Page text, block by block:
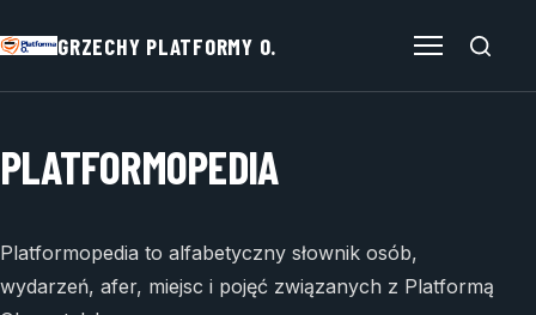
GRZECHY PLATFORMY O.
PLATFORMOPEDIA
Platformopedia to alfabetyczny słownik osób,
wydarzeń, afer, miejsc i pojęć związanych z Platformą